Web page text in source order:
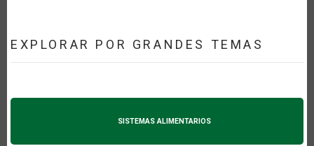
EXPLORAR POR GRANDES TEMAS
SISTEMAS ALIMENTARIOS